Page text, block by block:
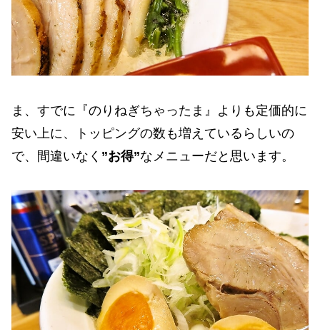
ま、すでに『のりねぎちゃったま』よりも定価的に
安い上に、トッピングの数も増えているらしいの
で、間違いなく ”お得”なメニューだと思います。